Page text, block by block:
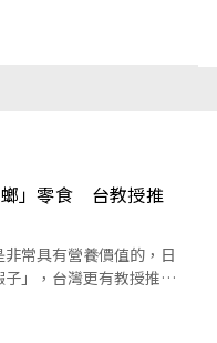
螂」零食 台教授推
常具有營養價值的，日
」，台灣更有教授推廣
被...